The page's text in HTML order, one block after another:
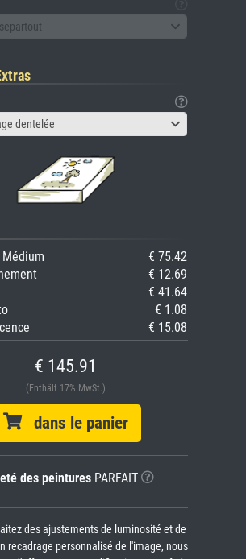
dentelée
€ 75.42
€ 12.69
€ 41.64
€ 1.08
€ 15.08
€ 145.91
(Enthält 17% MwSt.)
dans le panier
des peinturesPARFAIT
des ajustements de luminosité et de
recadrage personnalisé de l'image, nous